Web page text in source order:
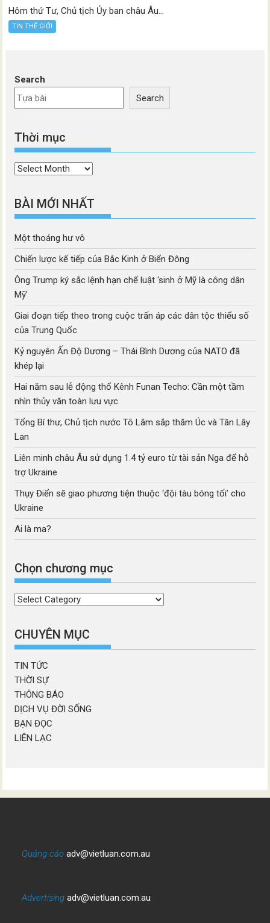
Hôm thứ Tư, Chủ tịch Ủy ban châu Âu...
TIN THẾ GIỚI
Search
Search
Thời mục
Thời
BÀI MỚI NHẤT
Một thoáng hư vô
Chiến lược kế tiếp của Bắc Kinh ở Biển Đông
Ông Trump ký sắc lệnh hạn chế luật ‘sinh ở Mỹ là công dân
Mỹ’
Giai đoạn tiếp theo trong cuộc trấn áp các dân tộc thiểu số
của Trung Quốc
Kỷ nguyên Ấn Độ Dương – Thái Bình Dương của NATO đã
khép lại
Hai năm sau lễ động thổ Kênh Funan Techo: Cần một tầm
nhìn thủy văn toàn lưu vực
Tổng Bí thư, Chủ tịch nước Tô Lâm sắp thăm Úc và Tân Lây
Lan
Liên minh châu Âu sử dụng 1.4 tỷ euro từ tài sản Nga để hỗ
trợ Ukraine
Thụy Điển sẽ giao phương tiện thuộc ‘đội tàu bóng tối’ cho
Ukraine
Ai là ma?
Chọn chương mục
Chọn
mục
CHUYÊN MỤC
TIN TỨC
THỜI SỰ
THÔNG BÁO
DỊCH VỤ ĐỜI SỐNG
BẠN ĐỌC
LIÊN LẠC
Quảng cáo adv@vietluan.com.au
Advertising adv@vietluan.com.au